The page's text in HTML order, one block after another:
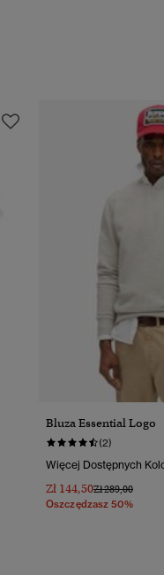
Bluza Essential Logo
(2)
Więcej Dostępnych
Zł 144,50Cena
Zł 289,00Do
Oszczędzasz 50%